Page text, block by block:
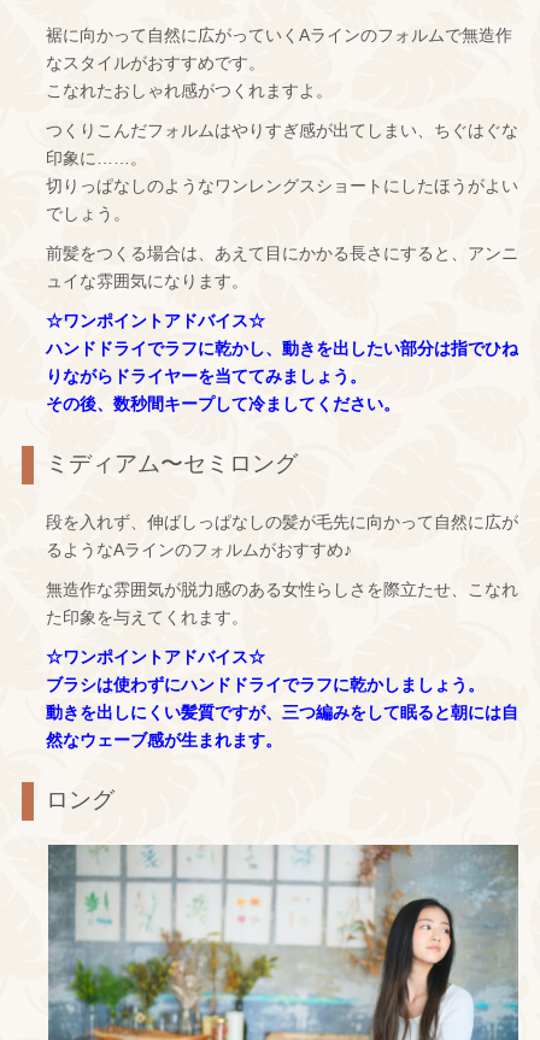
裾に向かって自然に広がっていくAラインのフォルムで無造作
なスタイルがおすすめです。
こなれたおしゃれ感がつくれますよ。
つくりこんだフォルムはやりすぎ感が出てしまい、ちぐはぐな
印象に……。
切りっぱなしのようなワンレングスショートにしたほうがよい
でしょう。
前髪をつくる場合は、あえて目にかかる長さにすると、アンニ
ュイな雰囲気になります。
☆ワンポイントアドバイス☆
ハンドドライでラフに乾かし、動きを出したい部分は指でひね
りながらドライヤーを当ててみましょう。
その後、数秒間キープして冷ましてください。
ミディアム〜セミロング
段を入れず、伸ばしっぱなしの髪が毛先に向かって自然に広が
るようなAラインのフォルムがおすすめ♪
無造作な雰囲気が脱力感のある女性らしさを際立たせ、こなれ
た印象を与えてくれます。
☆ワンポイントアドバイス☆
ブラシは使わずにハンドドライでラフに乾かしましょう。
動きを出しにくい髪質ですが、三つ編みをして眠ると朝には自
然なウェーブ感が生まれます。
ロング